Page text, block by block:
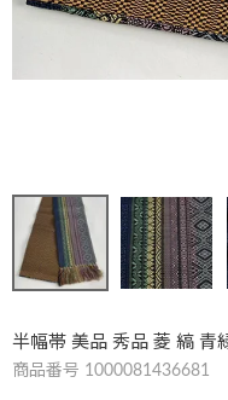
半幅帯 美品 秀品 菱 縞 青
商品番号 1000081436681